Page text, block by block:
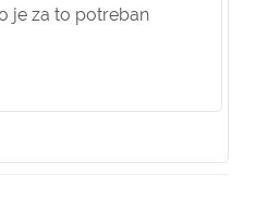
je za to potreban